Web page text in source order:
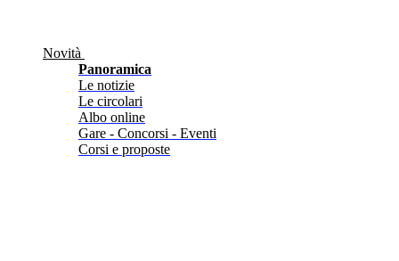
Novità
Panoramica
Le notizie
Le circolari
Albo online
Gare - Concorsi - Eventi
Corsi e proposte